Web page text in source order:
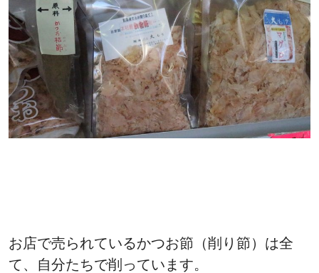
お店で売られているかつお節（削り節）は全
て、自分たちで削っています。